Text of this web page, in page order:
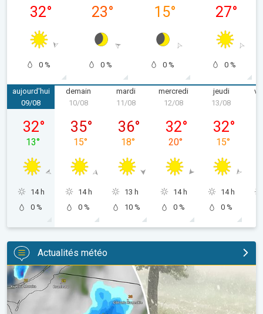
32°
0 %
23°
0 %
15°
0 %
27°
0 %
aujourd'hui
dimanche 09/08
09/08
32°
13°
14 h
0 %
demain
10/08
35°
15°
14 h
0 %
mardi
11/08
36°
18°
13 h
10 %
mercredi
mercredi 12/08
12/08
32°
20°
14 h
0 %
jeudi
13/08
32°
15°
14 h
0 %
Actualités météo
Orage de grêle gigantesque en Pologne. Fortes intempéries. . .